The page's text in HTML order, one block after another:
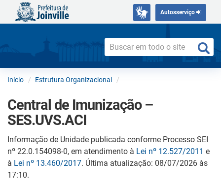
Autosserviço
Início Estrutura Organizacional
Central de Imunização –
SES.UVS.ACI
Informação de Unidade publicada conforme Processo SEI
nº 22.0.154098-0, em atendimento à Lei nº 12.527/2011 e
à Lei nº 13.460/2017. Última atualização: 08/07/2026 às
17:10.